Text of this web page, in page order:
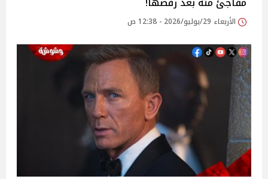
الأربعاء 29/يوليو/2026 - 12:38 ص